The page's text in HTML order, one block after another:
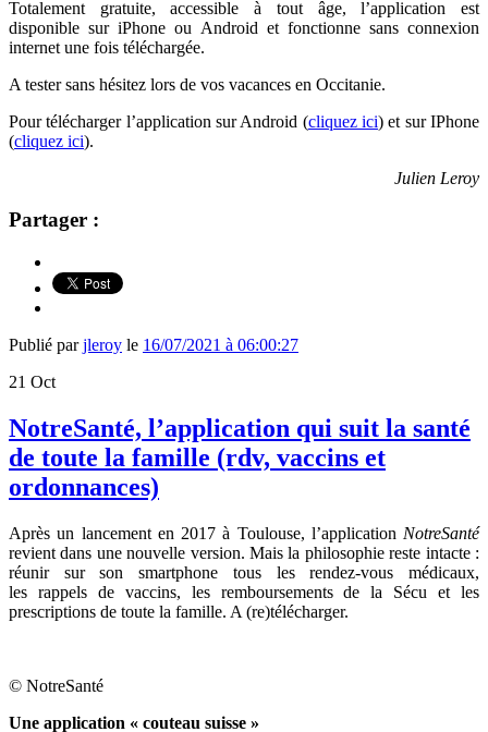
Totalement gratuite, accessible à tout âge, l’application est
disponible sur iPhone ou Android et fonctionne sans connexion
internet une fois téléchargée.
A tester sans hésitez lors de vos vacances en Occitanie.
Pour télécharger l’application sur Android (cliquez ici) et sur IPhone
(cliquez ici).
Julien Leroy
Partager :
Publié parjleroy le 16/07/2021 à 06:00:27
21 Oct
NotreSanté, l’application qui suit la santé
de toute la famille (rdv, vaccins et
ordonnances)
Après un lancement en 2017 à Toulouse, l’application NotreSanté
revient dans une nouvelle version. Mais la philosophie reste intacte :
réunir sur son smartphone tous les rendez-vous médicaux,
les rappels de vaccins, les remboursements de la Sécu et les
prescriptions de toute la famille. A (re)télécharger.
© NotreSanté
Une application « couteau suisse »